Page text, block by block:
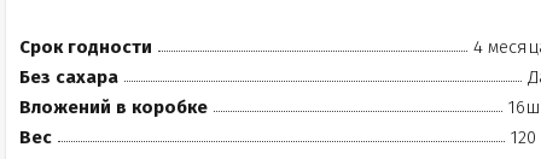
Срок годности
4
Без сахара
Вложений в коробке
Вес
120